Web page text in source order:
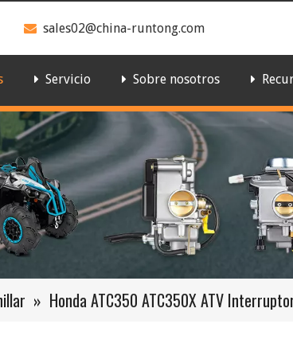
 sales02@china-runtong.com
Servicio Sobre nosotros
» Honda ATC350 ATC350X ATV